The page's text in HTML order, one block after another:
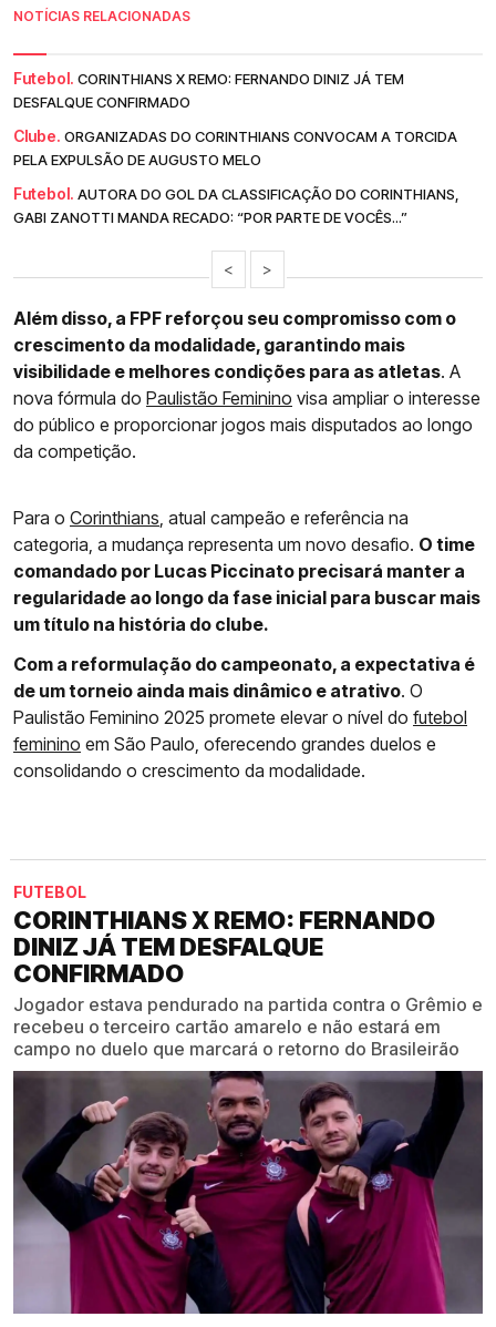
NOTÍCIAS RELACIONADAS
Futebol. CORINTHIANS X REMO: FERNANDO DINIZ JÁ TEM
DESFALQUE CONFIRMADO
Clube. ORGANIZADAS DO CORINTHIANS CONVOCAM A TORCIDA
PELA EXPULSÃO DE AUGUSTO MELO
Futebol. AUTORA DO GOL DA CLASSIFICAÇÃO DO CORINTHIANS,
GABI ZANOTTI MANDA RECADO: “POR PARTE DE VOCÊS...”
< >
Além disso, a FPF reforçou seu compromisso com o
crescimento da modalidade, garantindo mais
visibilidade e melhores condições para as atletas. A
nova fórmula do Paulistão Feminino visa ampliar o interesse
do público e proporcionar jogos mais disputados ao longo
da competição.
Para o Corinthians, atual campeão e referência na
categoria, a mudança representa um novo desafio. O time
comandado por Lucas Piccinato precisará manter a
regularidade ao longo da fase inicial para buscar mais
um título na história do clube.
Com a reformulação do campeonato, a expectativa é
de um torneio ainda mais dinâmico e atrativo. O
Paulistão Feminino 2025 promete elevar o nível do futebol
feminino em São Paulo, oferecendo grandes duelos e
consolidando o crescimento da modalidade.
FUTEBOL
CORINTHIANS X REMO: FERNANDO
DINIZ JÁ TEM DESFALQUE
CONFIRMADO
Jogador estava pendurado na partida contra o Grêmio e
recebeu o terceiro cartão amarelo e não estará em
campo no duelo que marcará o retorno do Brasileirão